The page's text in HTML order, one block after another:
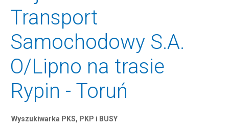
Transport
Samochodowy S.A.
O/Lipno na trasie
Rypin - Toruń
Wyszukiwarka PKS, PKP i BUSY